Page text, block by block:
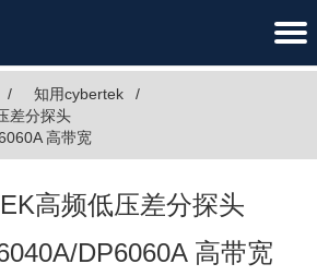
知用cybertek
差分探头
高带宽
高频低压差分探头
DP6060A 高带宽